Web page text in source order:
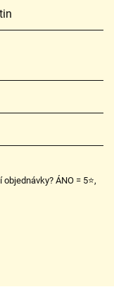
ÁNO = 5⭐,